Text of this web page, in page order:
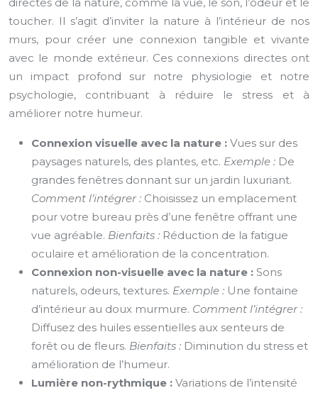
toucher. Il s’agit d’inviter la nature à l’intérieur de nos
murs, pour créer une connexion tangible et vivante
avec le monde extérieur. Ces connexions directes ont
un impact profond sur notre physiologie et notre
psychologie, contribuant à réduire le stress et à
améliorer notre humeur.
Connexion visuelle avec la nature : Vues sur des
paysages naturels, des plantes, etc. Exemple : De
grandes fenêtres donnant sur un jardin luxuriant.
Comment l’intégrer : Choisissez un emplacement
pour votre bureau près d’une fenêtre offrant une
vue agréable. Bienfaits : Réduction de la fatigue
oculaire et amélioration de la concentration.
Connexion non-visuelle avec la nature : Sons
naturels, odeurs, textures. Exemple : Une fontaine
d’intérieur au doux murmure. Comment l’intégrer :
Diffusez des huiles essentielles aux senteurs de
forêt ou de fleurs. Bienfaits : Diminution du stress et
amélioration de l’humeur.
Lumière non-rythmique : Variations de l’intensité